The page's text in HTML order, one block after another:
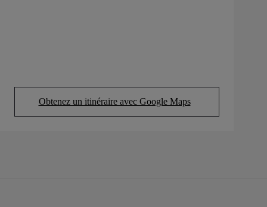
Obtenez un itinéraire avec Google Maps
(Opens in new tab)